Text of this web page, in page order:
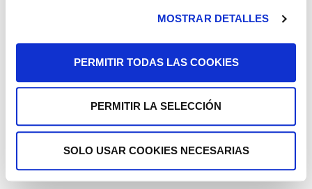
MOSTRAR DETALLES
PERMITIR TODAS LAS COOKIES
PERMITIR LA SELECCIÓN
SOLO USAR COOKIES NECESARIAS